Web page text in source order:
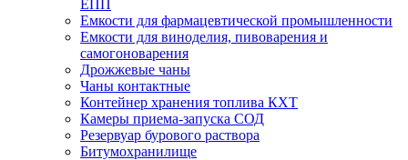
ЕПП
Емкости для фармацевтической промышленности
Емкости для виноделия, пивоварения и
самогоноварения
Дрожжевые чаны
Чаны контактные
Контейнер хранения топлива КХТ
Камеры приема-запуска СОД
Резервуар бурового раствора
Битумохранилище